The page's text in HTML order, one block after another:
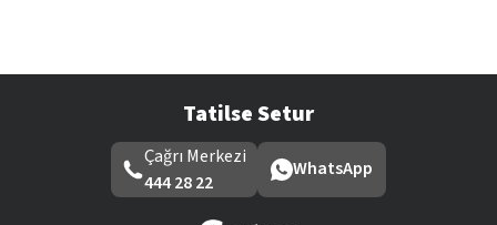
Tatilse Setur
Çağrı Merkezi
444 28 22
WhatsApp